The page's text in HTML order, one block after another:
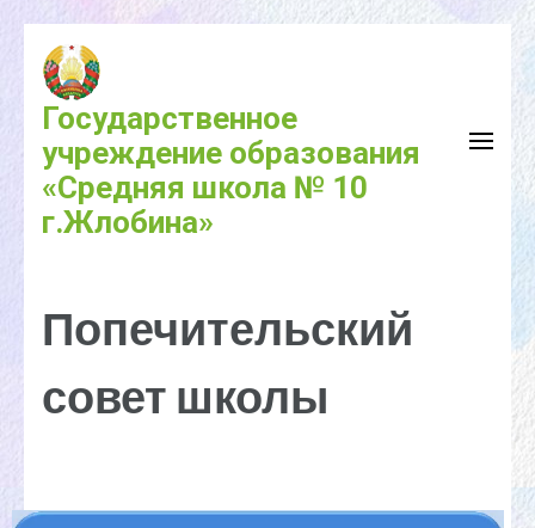
Государственное
учреждение образования
«Средняя школа № 10
г.Жлобина»
Попечительский
совет школы